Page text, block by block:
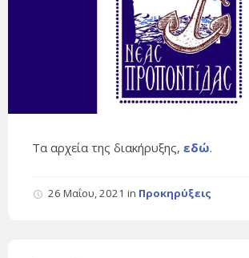
Τα αρχεία της διακήρυξης, εδώ.
26 Μαΐου, 2021 in Προκηρύξεις